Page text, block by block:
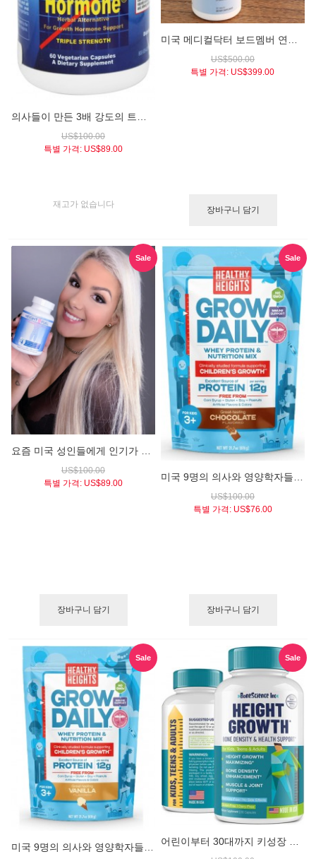
US$100.00
특별 가격: US$89.00
재고가 없습니다
US$500.00
특별 가격: US$399.00
장바구니 담기
Sale
US$100.00
특별 가격: US$89.00
장바구니 담기
Sale
US$100.00
특별 가격: US$76.00
장바구니 담기
Sale
미국 9명의 의사와 영양학자들이 만든 3세이상 어린이 키성장 / 헬시하이트 쉐이크 믹스 바닐라맛 대용량 (Healthy Height Growth Promoting Shake Mix, Vanilla)
Sale
어린이부터 30대까지 키성장 가능한 / 본사이언스 하이트 그로우스 (Bone Science Height Growth)